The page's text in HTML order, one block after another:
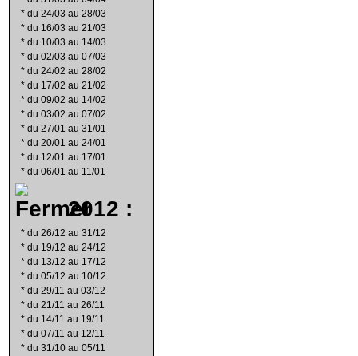
* du 24/03 au 28/03
* du 16/03 au 21/03
* du 10/03 au 14/03
* du 02/03 au 07/03
* du 24/02 au 28/02
* du 17/02 au 21/02
* du 09/02 au 14/02
* du 03/02 au 07/02
* du 27/01 au 31/01
* du 20/01 au 24/01
* du 12/01 au 17/01
* du 06/01 au 11/01
2012 :
* du 26/12 au 31/12
* du 19/12 au 24/12
* du 13/12 au 17/12
* du 05/12 au 10/12
* du 29/11 au 03/12
* du 21/11 au 26/11
* du 14/11 au 19/11
* du 07/11 au 12/11
* du 31/10 au 05/11